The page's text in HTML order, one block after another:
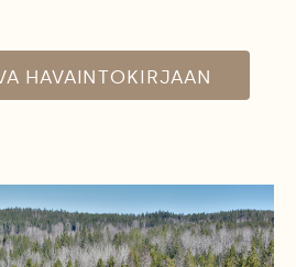
HAVAINTOKIRJAAN